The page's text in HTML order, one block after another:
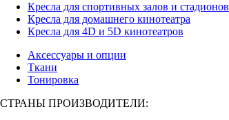
Кресла для спортивных залов и стадионов
Кресла для домашнего кинотеатра
Кресла для 4D и 5D кинотеатров
Аксессуары и опции
Ткани
Тонировка
СТРАНЫ ПРОИЗВОДИТЕЛИ: